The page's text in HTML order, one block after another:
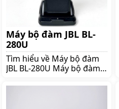
Máy bộ đàm JBL BL-
280U
Tìm hiểu về Máy bộ đàm
JBL BL-280U Máy bộ đàm
phẩm cầm tay kỹ thuật số